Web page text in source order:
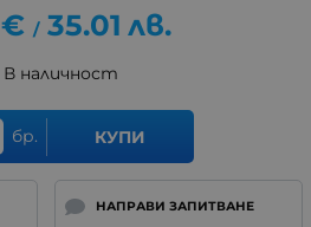
€ / 35.01 лв.
В наличност
бр. КУПИ
НАПРАВИ ЗАПИТВАНЕ